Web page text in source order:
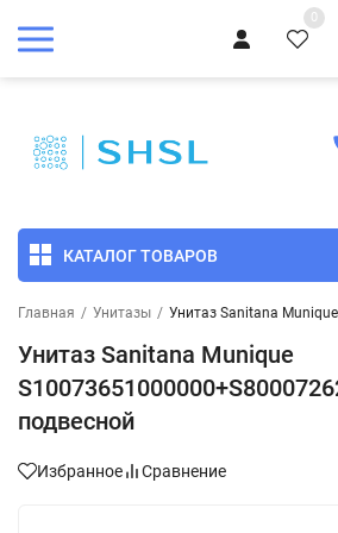
0
КАТАЛОГ ТОВАРОВ
Главная / Унитазы / Унитаз Sanitana
Унитаз Sanitana Munique
подвесной
Избранное Сравнение